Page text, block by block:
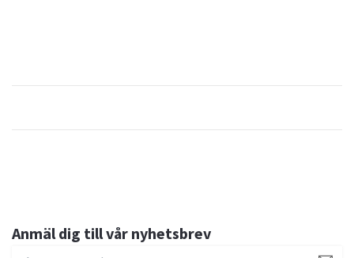
Anmäl dig till vår nyhetsbrev